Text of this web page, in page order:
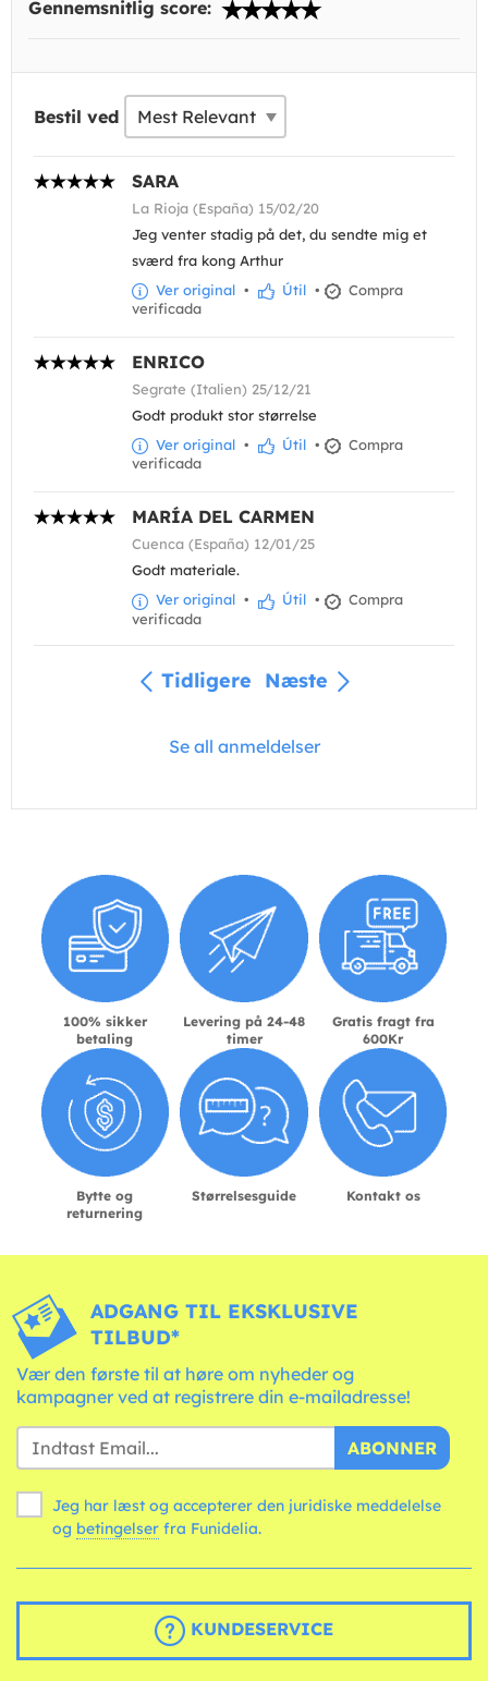
Gennemsnitlig score:
Bestil ved
SARA
La Rioja (España) 15/02/20
Jeg venter stadig på det, du sendte mig et
sværd fra kong Arthur
Ver original • Útil •
Compra
verificada
ENRICO
Segrate (Italien) 25/12/21
Godt produkt stor størrelse
Ver original • Útil •
Compra
verificada
MARÍA DEL CARMEN
Cuenca (España) 12/01/25
Godt materiale.
Ver original • Útil •
Compra
verificada
Tidligere Næste
Se all anmeldelser
100% sikker
betaling
Levering på 24-48
timer
Gratis fragt fra
600Kr
Bytte og
returnering
Størrelsesguide Kontakt os
ADGANG TIL EKSKLUSIVE
TILBUD*
Vær den første til at høre om nyheder og
kampagner ved at registrere din e-mailadresse!
ABONNER
Jeg har læst og accepterer den juridiske meddelelse
og betingelser fra Funidelia.
KUNDESERVICE